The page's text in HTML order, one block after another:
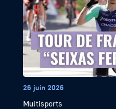
26 juin 2026
Multisports